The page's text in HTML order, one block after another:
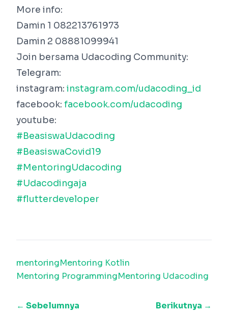
More info:
Damin 1 082213761973
Damin 2 08881099941
Join bersama Udacoding Community:
Telegram:
instagram: instagram.com/udacoding_id
facebook: facebook.com/udacoding
youtube:
#BeasiswaUdacoding
#BeasiswaCovid19
#MentoringUdacoding
#Udacodingaja
#flutterdeveloper
mentoringMentoring Kotlin
Mentoring ProgrammingMentoring Udacoding
← Sebelumnya Berikutnya →